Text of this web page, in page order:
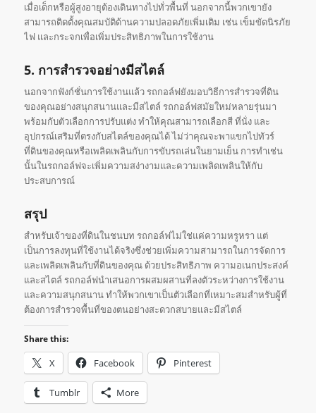
เมื่อเด็กหรือผู้สูงอายุต้องเดินทางไปทั่วพื้นที่ นอกจากนี้พวกเขายัง
สามารถติดตั้งคุณสมบัติด้านความปลอดภัยเพิ่มเติม เช่น เข็มขัดนิรภัย
ไฟ และกระจกเพื่อเพิ่มประสิทธิภาพในการใช้งาน
5. การสำรวจอย่างมีสไตล์
นอกจากฟังก์ชั่นการใช้งานแล้ว รถกอล์ฟยังมอบวิธีการสำรวจที่ดิน
ของคุณอย่างสนุกสนานและมีสไตล์ รถกอล์ฟสมัยใหม่หลายรุ่นมา
พร้อมกับตัวเลือกการปรับแต่ง ทำให้คุณสามารถเลือกสี ที่นั่ง และ
อุปกรณ์เสริมที่ตรงกับสไตล์ของคุณได้ ไม่ว่าคุณจะพาแขกไปทัวร์
ที่ดินของคุณหรือเพลิดเพลินกับการขับรถเล่นในยามเย็น การทำเช่น
นั้นในรถกอล์ฟจะเพิ่มความสง่างามและความเพลิดเพลินให้กับ
ประสบการณ์
สรุป
สำหรับเจ้าของที่ดินในชนบท รถกอล์ฟไม่ใช่แค่ความหรูหรา แต่
เป็นการลงทุนที่ใช้งานได้จริงซึ่งช่วยเพิ่มความสามารถในการจัดการ
และเพลิดเพลินกับที่ดินของคุณ ด้วยประสิทธิภาพ ความอเนกประสงค์
และสไตล์ รถกอล์ฟนำเสนอการผสมผสานที่ลงตัวระหว่างการใช้งาน
และความสนุกสนาน ทำให้พวกเขาเป็นตัวเลือกที่เหมาะสมสำหรับผู้ที่
ต้องการสำรวจพื้นที่ของตนอย่างสะดวกสบายและมีสไตล์
Share this:
X Facebook Pinterest
Tumblr More